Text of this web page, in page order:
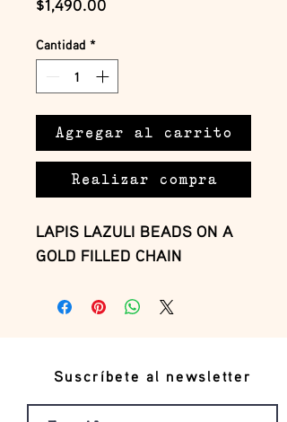
$1,490.00
Cantidad *
Agregar al carrito
Realizar compra
LAPIS LAZULI BEADS ON A
GOLD FILLED CHAIN
Suscríbete al newsletter